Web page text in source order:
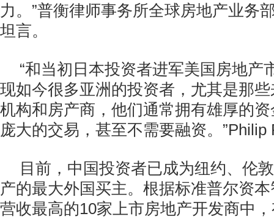
力。”普衡律师事务所全球房地产业务
坦言。
“和当初日本投资者进军美国房地产
现如今很多亚洲的投资者，尤其是那
机构和房产商，他们通常拥有雄厚的
庞大的交易，甚至不需要融资。”Philip
目前，中国投资者已成为纽约、伦
产的最大外国买主。根据标准普尔资
营收最高的10家上市房地产开发商中